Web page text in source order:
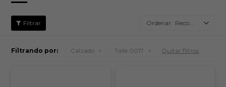
Recomendados
Filtrando por: Calzado Talle 0017 Quitar filtros